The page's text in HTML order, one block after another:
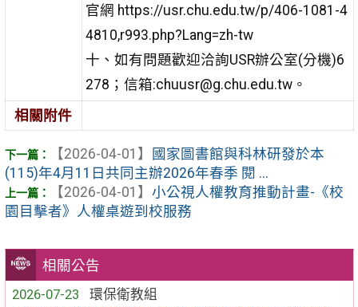
相關公告
2026-07-23
環保衛教組
官網 https://usr.chu.edu.tw/p/406-1081-4
4810,r993.php?Lang=zh-tw
十、如有問題歡迎洽詢USR辦公室(分機)6
278；信箱:chuusr@g.chu.edu.tw。
相關附件
【2026-04-01】
國家圖書館與科林研發於本
(115)年4月11日共同主辦2026年春季 閱 ...
【2026-04-01】 小公視人權教育推動計畫-《校
園目擊者》人權桌遊到校服務